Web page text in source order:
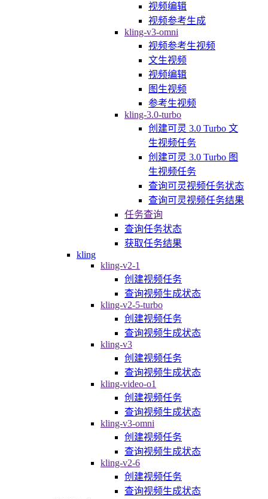
视频编辑
视频参考生成
kling-v3-omni
视频参考生视频
文生视频
视频编辑
图生视频
参考生视频
kling-3.0-turbo
创建可灵 3.0 Turbo 文
生视频任务
创建可灵 3.0 Turbo 图
生视频任务
查询可灵视频任务状态
查询可灵视频任务结果
任务查询
查询任务状态
获取任务结果
kling
kling-v2-1
创建视频任务
查询视频生成状态
kling-v2-5-turbo
创建视频任务
查询视频生成状态
kling-v3
创建视频任务
查询视频生成状态
kling-video-o1
创建视频任务
查询视频生成状态
kling-v3-omni
创建视频任务
查询视频生成状态
kling-v2-6
创建视频任务
查询视频生成状态